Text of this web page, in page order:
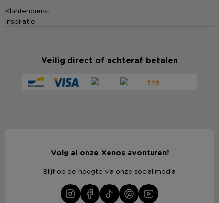
Klantendienst
Inspiratie
Veilig direct of achteraf betalen
Volg al onze Xenos avonturen!
Blijf op de hoogte via onze social media.